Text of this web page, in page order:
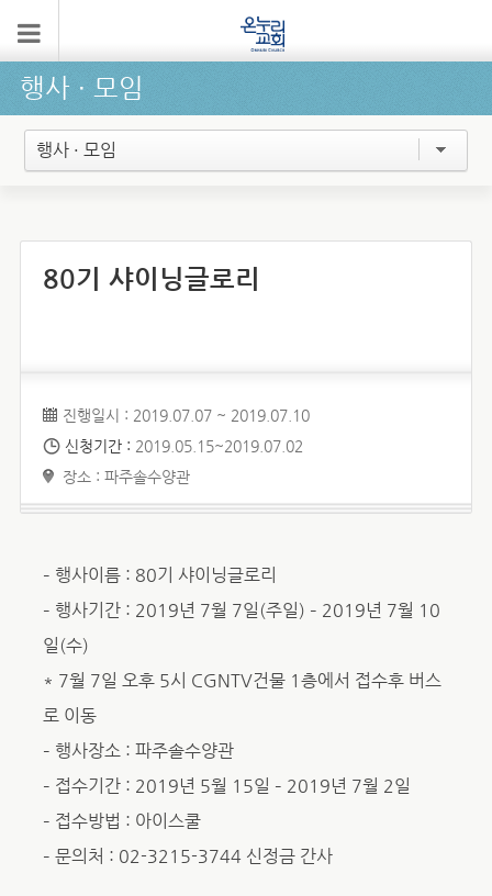
행사 ∙ 모임
행사 · 모임
80기 샤이닝글로리
진행일시 : 2019.07.07 ~ 2019.07.10
신청기간 : 2019.05.15~2019.07.02
장소 : 파주솔수양관
– 행사이름 : 80기 샤이닝글로리
– 행사기간 : 2019년 7월 7일(주일) – 2019년 7월 10
일(수)
* 7월 7일 오후 5시 CGNTV건물 1층에서 접수후 버스
로 이동
– 행사장소 : 파주솔수양관
– 접수기간 : 2019년 5월 15일 – 2019년 7월 2일
– 접수방법 : 아이스쿨
– 문의처 : 02-3215-3744 신정금 간사